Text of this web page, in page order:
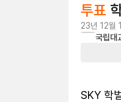
투표
23년 12월
국 국립대
SKY 학